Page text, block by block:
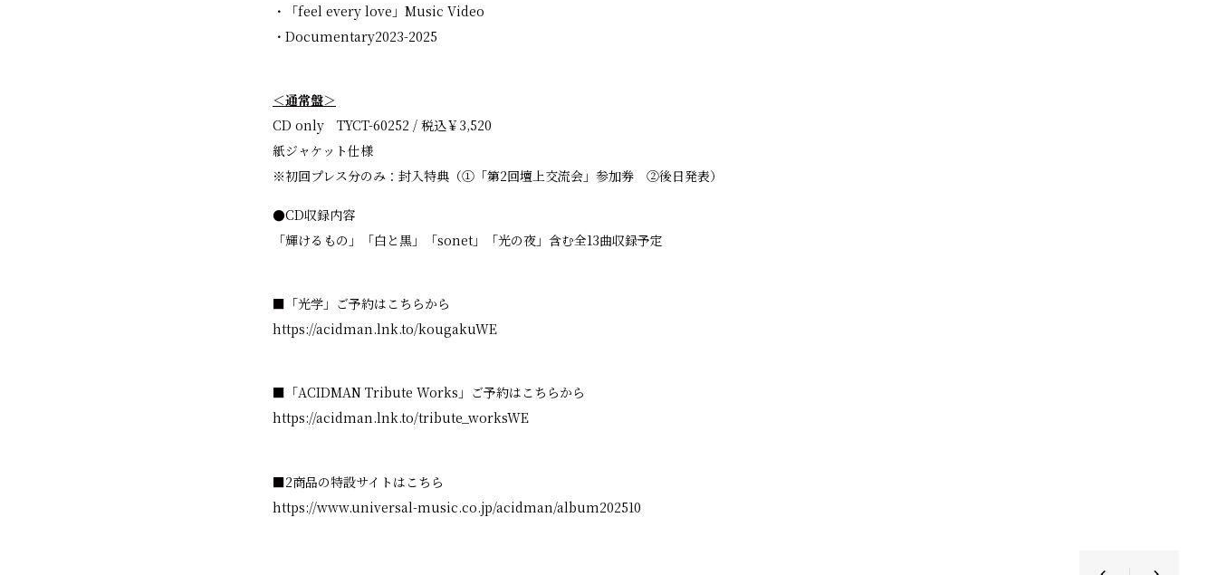
・「feel every love」Music Video
・Documentary2023-2025
＜通常盤＞
CD only TYCT-60252 / 税込￥3,520
紙ジャケット仕様
※初回プレス分のみ：封入特典（①「第2回壇上交流会」参加券 ②後日発表）
●CD収録内容
「輝けるもの」「白と黒」「sonet」「光の夜」含む全13曲収録予定
■「光学」ご予約はこちらから
https://acidman.lnk.to/kougakuWE
■「ACIDMAN Tribute Works」ご予約はこちらから
https://acidman.lnk.to/tribute_worksWE
■2商品の特設サイトはこちら
https://www.universal-music.co.jp/acidman/album202510